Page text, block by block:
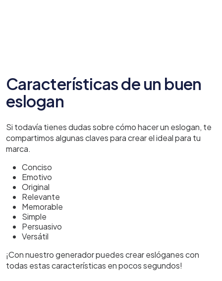
Características de un buen
eslogan
Si todavía tienes dudas sobre cómo hacer un eslogan, te
compartimos algunas claves para crear el ideal para tu
marca.
Conciso
Emotivo
Original
Relevante
Memorable
Simple
Persuasivo
Versátil
¡Con nuestro generador puedes crear eslóganes con
todas estas características en pocos segundos!